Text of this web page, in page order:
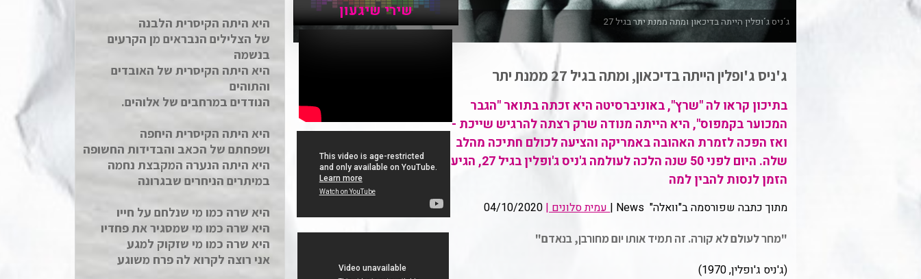
ג'ניס ג'ופלין הייתה בדיכאון, ומתה בגיל 27 ממנת יתר
בתיכון קראו לה "שרץ", באוניברסיטה היא זכתה בתואר "הגבר
המכוער בקמפוס", היא הייתה מנודה שרק רצתה להרגיש שייכת -
ואז הפכה לזמרת האהובה באמריקה והציעה לכולם חתיכה מהלב
שלה. היום לפני 50 שנה הלכה לעולמה ג'ניס ג'ופלין בגיל 27, הגיע
הזמן לנסות להבין למה
מתוך כתבה שפורסמה ב"וואלה" News | עמית סלונים |
"מחר לעולם לא קורה. זה תמיד אותו יום מחורבן, בנאדם"
(ג'ניס ג'ופלין, 1970)
שירי שיגעון
היא היתה הקיסרית הלבנה
של הצלילים הנבראים מן הקרעים
בנשמה
היא היתה הקיסרית של האובדים
והתוהים
הנודדים במרחבים של אלוהים.
היא היתה הקיסרית היחפה
ושפחתם של הכאב והבדידות החשופה
היא היתה הנערה המקבצת נחמה
במיתרים הניחרים שבגרונה
היא שרה כמו מי שנלחם על חייו
היא שרה כמו מי שמסגיר את פחדיו
היא שרה כמו מי שזקוק למגע
אני רוצה לקרוא לה פרח משוגע